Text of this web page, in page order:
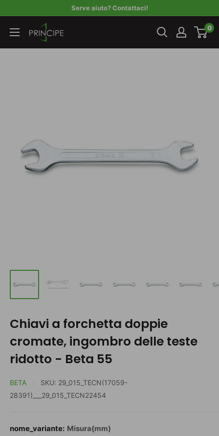
contenuto
Serve aiuto? Contattaci!
Principe 0
Chiavi a forchetta doppie
cromate, ingombro delle teste
ridotto - Beta 55
BETA SKU: 29_015_TECN(17059-
28391)___29_015_TECN22454
nome_variante: Misura(mm)